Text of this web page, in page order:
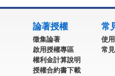
論著授權
徵集論著
啟用授權專區
權利金計算說明
授權合約書下載
常
使
常